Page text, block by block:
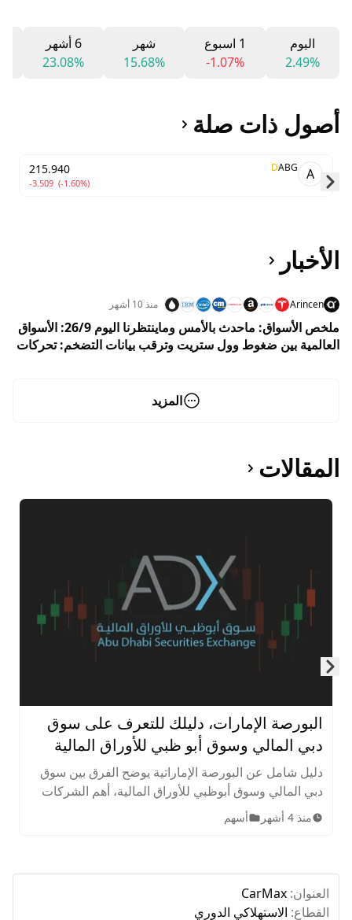
اليوم
2.49%
1 اسبوع
-1.07%
شهر
15.68%
6 أشهر
23.08%
أصول ذات صلة
A
ABG
D
215.940
-3.509 (-1.60%)
الأخبار
Arincen منذ 10 أشهر
ملخص الأسواق: ماحدث بالأمس وماينتظرنا اليوم 26/9: الأسواق
العالمية بين ضغوط وول ستريت وترقب بيانات التضخم: تحركات
المزيد
المقالات
البورصة الإمارات، دليلك للتعرف على سوق
دبي المالي وسوق أبو ظبي للأوراق المالية
دليل شامل عن البورصة الإماراتية يوضح الفرق بين سوق
دبي المالي وسوق أبوظبي للأوراق المالية، أهم الشركات
المدرجة، الأصول المتاحة، ساعات التداول، وخطوات
الاستثمار للمبتدئين.
منذ 4 أشهر أسهم
العنوان: CarMax
القطاع: الاستهلاكي الدوري